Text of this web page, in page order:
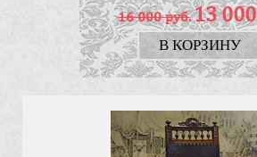
16 000 руб.13 000
В КОРЗИНУ